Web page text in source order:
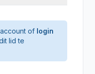
of login
lid te